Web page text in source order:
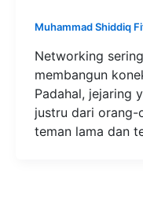
Muhammad Shiddiq
Networking
membangun
Padahal, jejaring
justru dari orang-
teman lama dan